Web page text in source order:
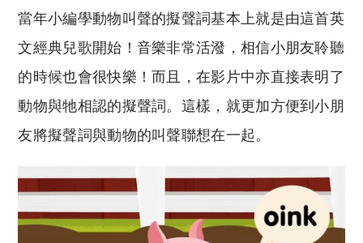
當年小編學動物叫聲的擬聲詞基本上就是由這首英
文經典兒歌開始！音樂非常活潑，相信小朋友聆聽
的時候也會很快樂！而且，在影片中亦直接表明了
動物與牠相認的擬聲詞。這樣，就更加方便到小朋
友將擬聲詞與動物的叫聲聯想在一起。